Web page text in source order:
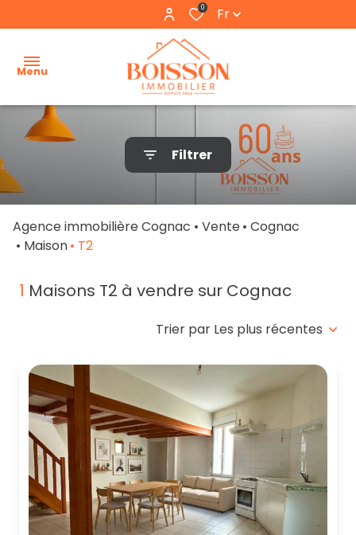
0 Fr
Menu
accueil
nos
biens
locations
partenaires
contactez-
nous
Filtrer
Agence immobilière Cognac Vente
Cognac
Maison
T2
1 Maisons T2 à vendre sur Cognac
Trier par Les plus récentes